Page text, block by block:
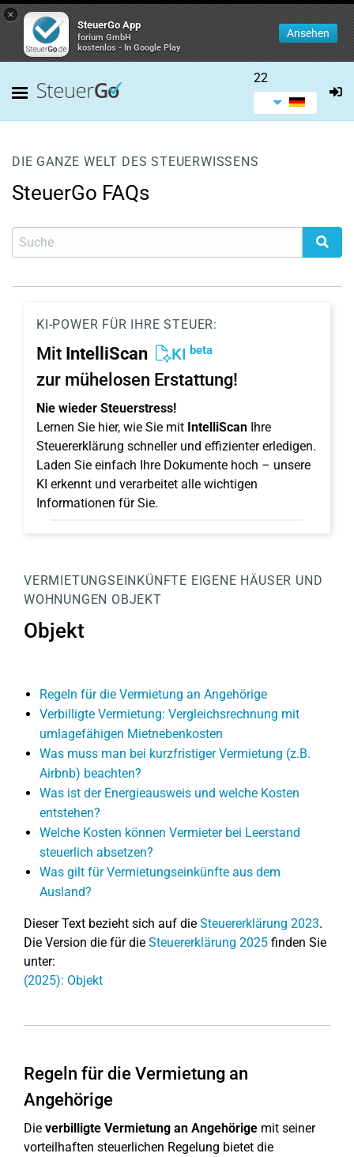
×
SteuerGo App
forium GmbH
kostenlos - In Google Play
Ansehen
22
DIE GANZE WELT DES STEUERWISSENS
SteuerGo FAQs
KI-POWER FÜR IHRE STEUER:
Mit IntelliScan KI beta
zur mühelosen Erstattung!
Nie wieder Steuerstress!
Lernen Sie hier, wie Sie mit IntelliScan Ihre
Steuererklärung schneller und effizienter erledigen.
Laden Sie einfach Ihre Dokumente hoch – unsere
KI erkennt und verarbeitet alle wichtigen
Informationen für Sie.
VERMIETUNGSEINKÜNFTE EIGENE HÄUSER UND
WOHNUNGEN OBJEKT
Objekt
Regeln für die Vermietung an Angehörige
Verbilligte Vermietung: Vergleichsrechnung mit
umlagefähigen Mietnebenkosten
Was muss man bei kurzfristiger Vermietung (z.B.
Airbnb) beachten?
Was ist der Energieausweis und welche Kosten
entstehen?
Welche Kosten können Vermieter bei Leerstand
steuerlich absetzen?
Was gilt für Vermietungseinkünfte aus dem
Ausland?
Dieser Text bezieht sich auf die Steuererklärung 2023.
Die Version die für die Steuererklärung 2025 finden Sie
unter:
(2025): Objekt
Regeln für die Vermietung an
Angehörige
Die verbilligte Vermietung an Angehörige mit seiner
vorteilhaften steuerlichen Regelung bietet die